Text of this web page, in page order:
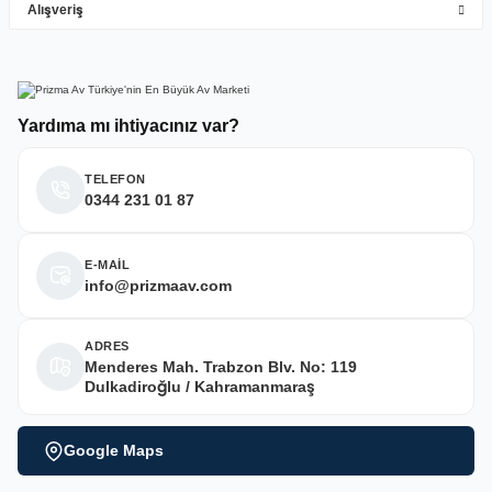
Deneyimini Paylaş
Yardıma mı ihtiyacınız var?
TELEFON
0344 231 01 87
E-MAİL
info@prizmaav.com
ADRES
Menderes Mah. Trabzon Blv. No: 119
Dulkadiroğlu / Kahramanmaraş
Google Maps
Alışveriş